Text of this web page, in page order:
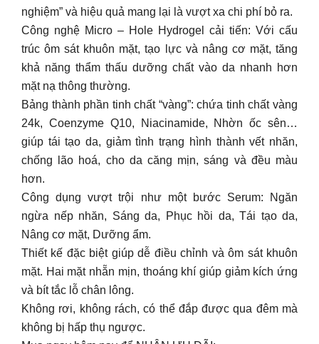
nghiệm” và hiệu quả mang lại là vượt xa chi phí bỏ ra.
Công nghệ Micro – Hole Hydrogel cải tiến: Với cấu
trúc ôm sát khuôn mặt, tạo lực và nâng cơ mặt, tăng
khả năng thẩm thấu dưỡng chất vào da nhanh hơn
mặt nạ thông thường.
Bảng thành phần tinh chất “vàng”: chứa tinh chất vàng
24k, Coenzyme Q10, Niacinamide, Nhờn ốc sên…
giúp tái tạo da, giảm tình trạng hình thành vết nhăn,
chống lão hoá, cho da căng mịn, sáng và đều màu
hơn.
Công dụng vượt trội như một bước Serum: Ngăn
ngừa nếp nhăn, Sáng da, Phục hồi da, Tái tạo da,
Nâng cơ mặt, Dưỡng ẩm.
Thiết kế đặc biệt giúp dễ điều chỉnh và ôm sát khuôn
mặt. Hai mặt nhẵn mịn, thoáng khí giúp giảm kích ứng
và bít tắc lỗ chân lông.
Không rơi, không rách, có thể đắp được qua đêm mà
không bị hấp thụ ngược.